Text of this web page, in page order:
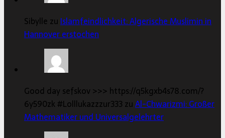
Sibylle zuIslamfeindlichkeit: Algerische Muslimin in
Hannover erstochen
Good day sefskov >>> https://q5kgxb4s78.com/?
6y590zk #Lolllukazzzur333 zuAl-Chwarizmi: Großer
Mathematiker und Universalgelehrter